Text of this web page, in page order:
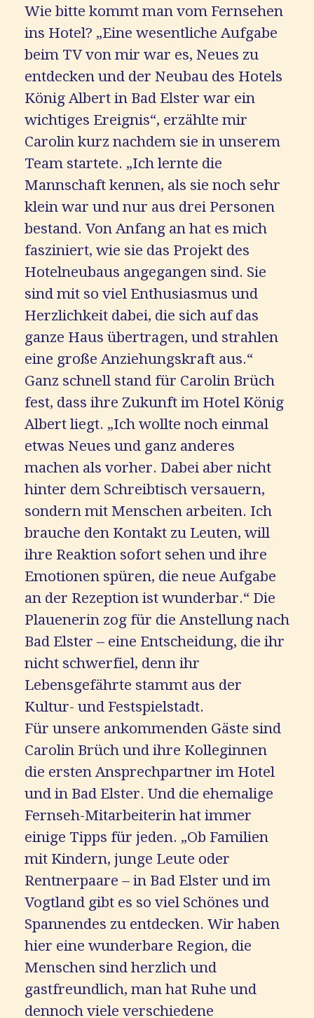
Wie bitte kommt man vom Fernsehen
ins Hotel? „Eine wesentliche Aufgabe
beim TV von mir war es, Neues zu
entdecken und der Neubau des Hotels
König Albert in Bad Elster war ein
wichtiges Ereignis“, erzählte mir
Carolin kurz nachdem sie in unserem
Team startete. „Ich lernte die
Mannschaft kennen, als sie noch sehr
klein war und nur aus drei Personen
bestand. Von Anfang an hat es mich
fasziniert, wie sie das Projekt des
Hotelneubaus angegangen sind. Sie
sind mit so viel Enthusiasmus und
Herzlichkeit dabei, die sich auf das
ganze Haus übertragen, und strahlen
eine große Anziehungskraft aus.“
Ganz schnell stand für Carolin Brüch
fest, dass ihre Zukunft im Hotel König
Albert liegt. „Ich wollte noch einmal
etwas Neues und ganz anderes
machen als vorher. Dabei aber nicht
hinter dem Schreibtisch versauern,
sondern mit Menschen arbeiten. Ich
brauche den Kontakt zu Leuten, will
ihre Reaktion sofort sehen und ihre
Emotionen spüren, die neue Aufgabe
an der Rezeption ist wunderbar.“ Die
Plauenerin zog für die Anstellung nach
Bad Elster – eine Entscheidung, die ihr
nicht schwerfiel, denn ihr
Lebensgefährte stammt aus der
Kultur- und Festspielstadt.
Für unsere ankommenden Gäste sind
Carolin Brüch und ihre Kolleginnen
die ersten Ansprechpartner im Hotel
und in Bad Elster. Und die ehemalige
Fernseh-Mitarbeiterin hat immer
einige Tipps für jeden. „Ob Familien
mit Kindern, junge Leute oder
Rentnerpaare – in Bad Elster und im
Vogtland gibt es so viel Schönes und
Spannendes zu entdecken. Wir haben
hier eine wunderbare Region, die
Menschen sind herzlich und
gastfreundlich, man hat Ruhe und
dennoch viele verschiedene